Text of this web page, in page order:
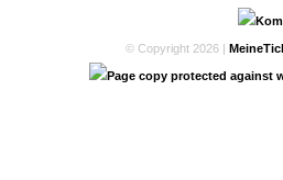
© Copyright 2026 |